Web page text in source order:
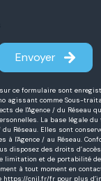
Envoyer
ce formulaire sont
agissant comme Sous-
de l'Agence / du Réseau
La base légale
Réseau. Elles sont
à l'Agence / au Réseau.
disposez des droits
limitation et de portabilité de
à tout moment en
https://cnil.fr/fr pour plus